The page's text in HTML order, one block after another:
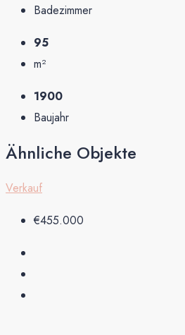
Badezimmer
95
m²
1900
Baujahr
Ähnliche Objekte
Verkauf
€455.000